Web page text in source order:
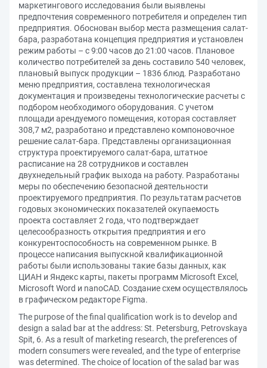
маркетингового исследования были выявлены
предпочтения современного потребителя и определен тип
предприятия. Обоснован выбор места размещения салат-
бара, разработана концепция предприятия и установлен
режим работы – с 9:00 часов до 21:00 часов. Плановое
количество потребителей за день составило 540 человек,
плановый выпуск продукции – 1836 блюд. Разработано
меню предприятия, составлена технологическая
документация и произведены технологические расчеты с
подбором необходимого оборудования. С учетом
площади арендуемого помещения, которая составляет
308,7 м2, разработано и представлено компоновочное
решение салат-бара. Представлены организационная
структура проектируемого салат-бара, штатное
расписание на 28 сотрудников и составлен
двухнедельный график выхода на работу. Разработаны
меры по обеспечению безопасной деятельности
проектируемого предприятия. По результатам расчетов
годовых экономических показателей окупаемость
проекта составляет 2 года, что подтверждает
целесообразность открытия предприятия и его
конкурентоспособность на современном рынке. В
процессе написания выпускной квалификационной
работы были использованы такие базы данных, как
ЦИАН и Яндекс карты, пакеты программ Microsoft Excel,
Microsoft Word и nanoCAD. Создание схем осуществлялось
в графическом редакторе Figma.
The purpose of the final qualification work is to develop and
design a salad bar at the address: St. Petersburg, Petrovskaya
Spit, 6. As a result of marketing research, the preferences of
modern consumers were revealed, and the type of enterprise
was determined. The choice of location of the salad bar was